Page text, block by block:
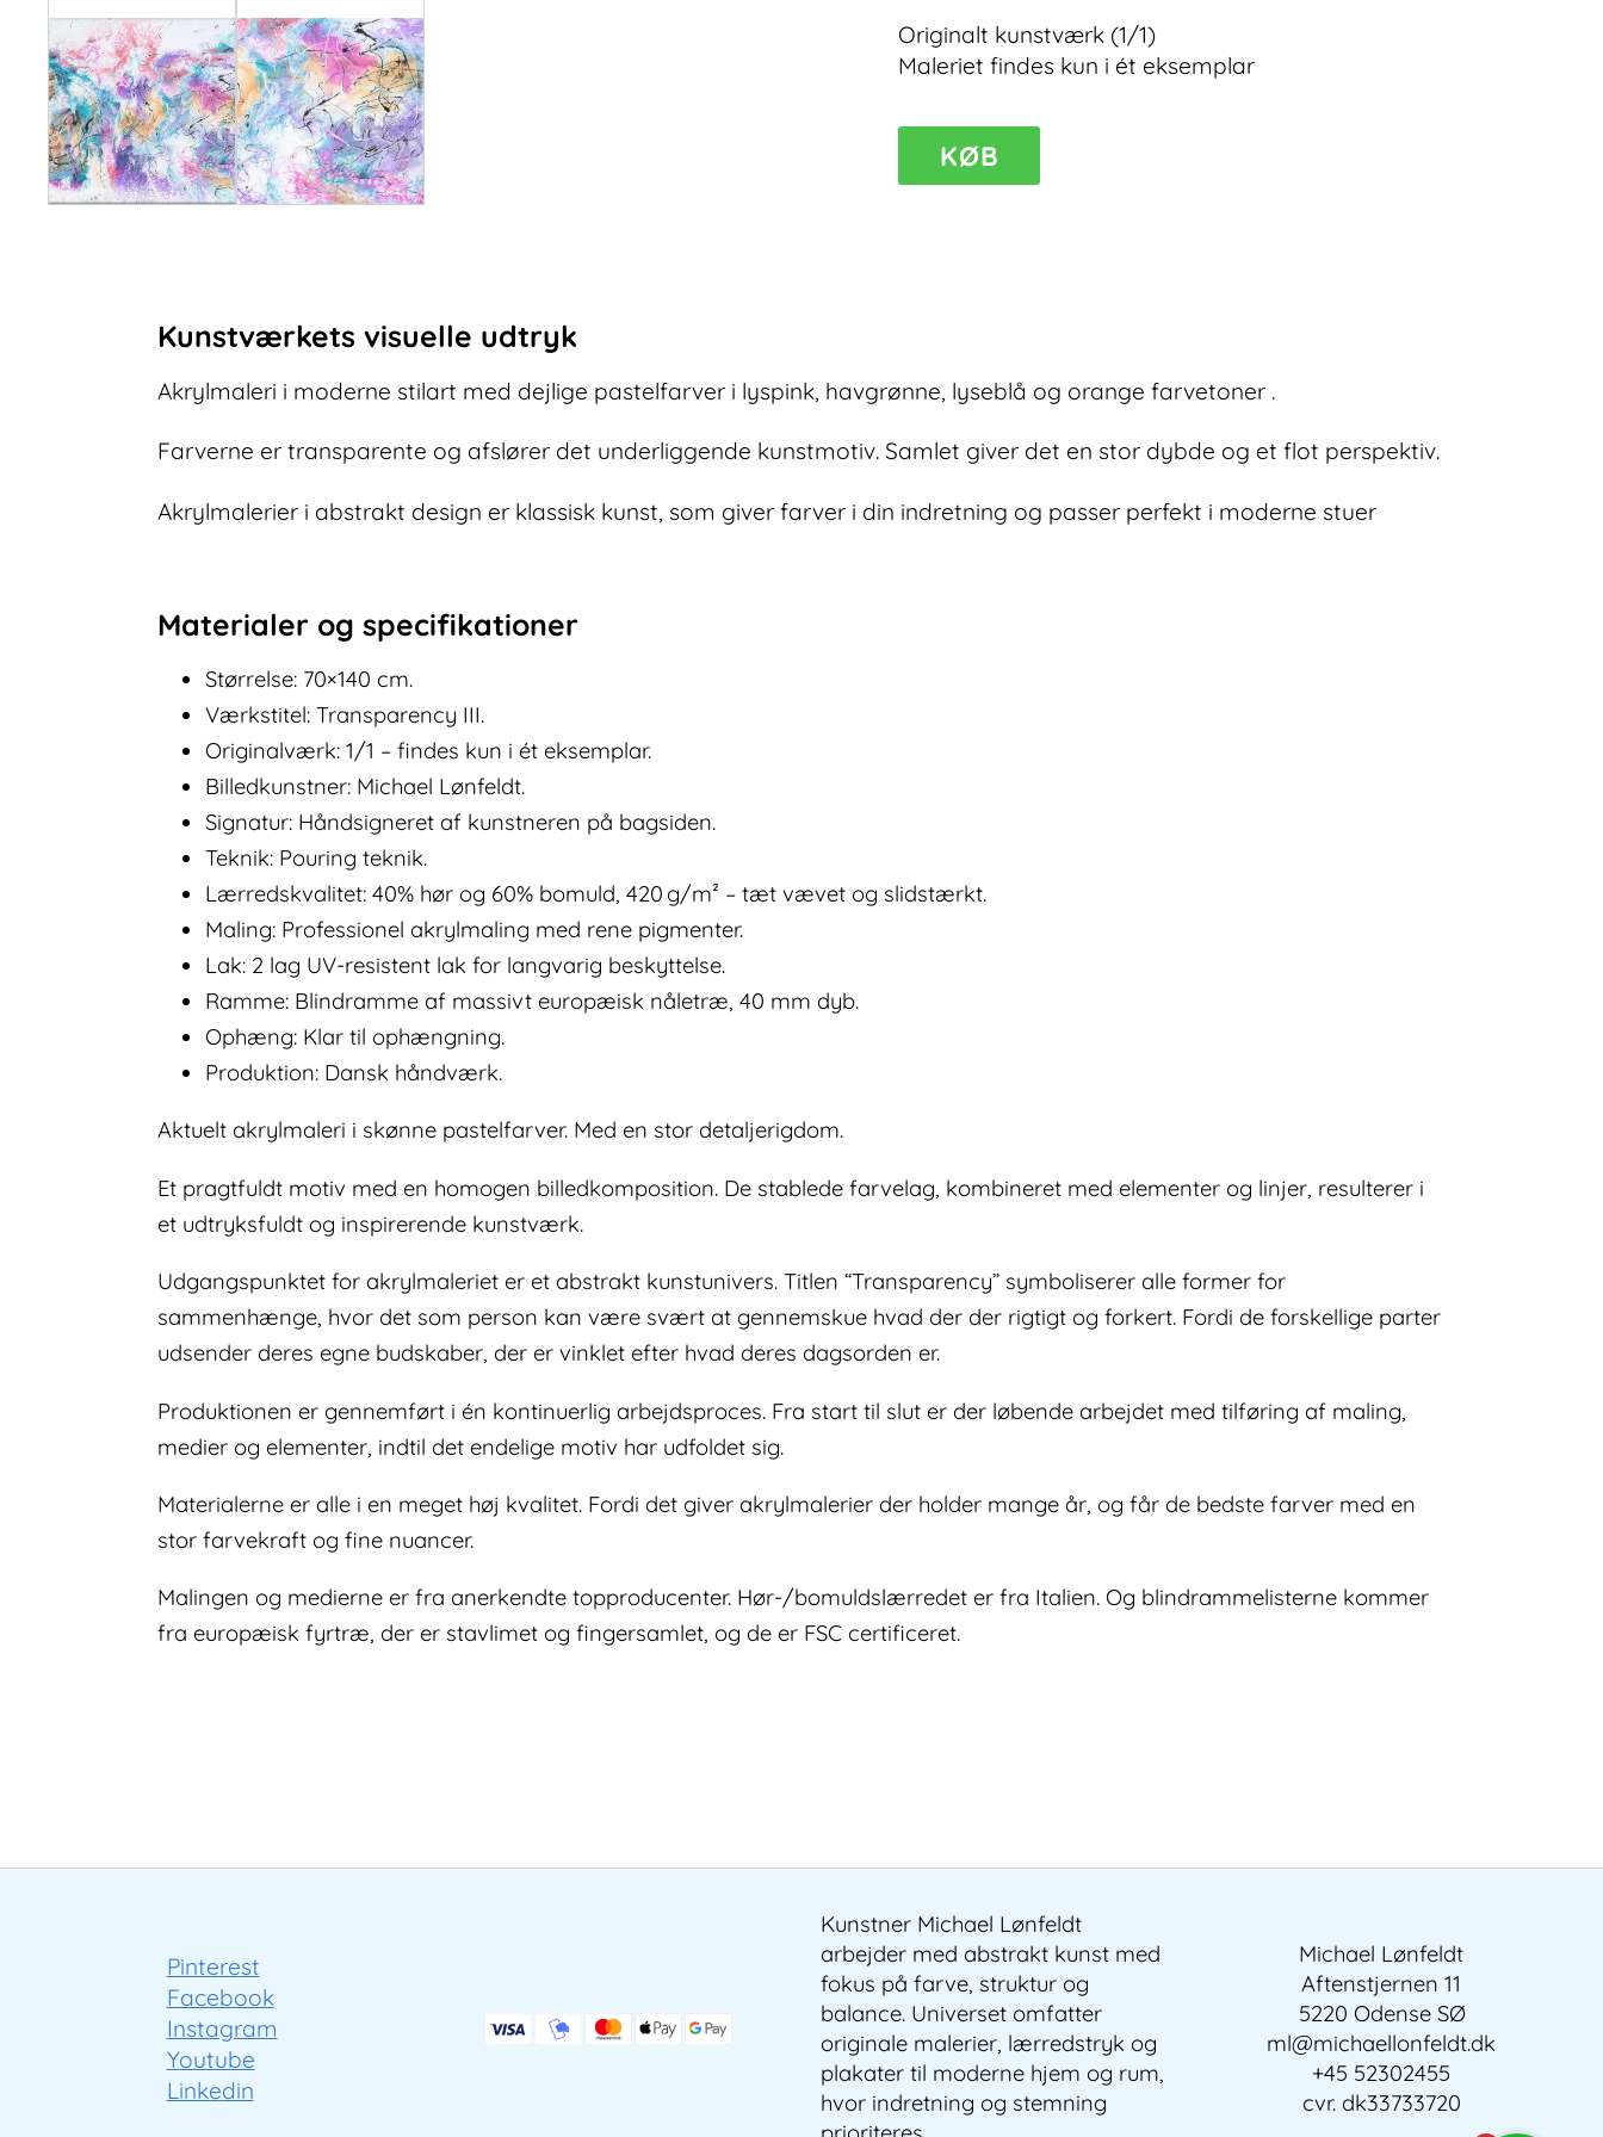
Originalt kunstværk (1/1)
Maleriet findes kun i ét eksemplar
Transparency
KØB
Kunstværkets visuelle udtryk
Akrylmaleri i moderne stilart med dejlige pastelfarver i lyspink, havgrønne, lyseblå og orange farvetoner .
Farverne er transparente og afslører det underliggende kunstmotiv. Samlet giver det en stor dybde og et flot perspektiv.
Akrylmalerier i abstrakt design er klassisk kunst, som giver farver i din indretning og passer perfekt i moderne stuer
Materialer og specifikationer
Størrelse: 70×140 cm.
Værkstitel: Transparency III.
Originalværk: 1/1 – findes kun i ét eksemplar.
Billedkunstner: Michael Lønfeldt.
Signatur: Håndsigneret af kunstneren på bagsiden.
Teknik: Pouring teknik.
Lærredskvalitet: 40% hør og 60% bomuld, 420 g/m² – tæt vævet og slidstærkt.
Maling: Professionel akrylmaling med rene pigmenter.
Lak: 2 lag UV-resistent lak for langvarig beskyttelse.
Ramme: Blindramme af massivt europæisk nåletræ, 40 mm dyb.
Ophæng: Klar til ophængning.
Produktion: Dansk håndværk.
Aktuelt akrylmaleri i skønne pastelfarver. Med en stor detaljerigdom.
Et pragtfuldt motiv med en homogen billedkomposition. De stablede farvelag, kombineret med elementer og linjer, resulterer i
et udtryksfuldt og inspirerende kunstværk.
Udgangspunktet for akrylmaleriet er et abstrakt kunstunivers. Titlen “Transparency” symboliserer alle former for
sammenhænge, hvor det som person kan være svært at gennemskue hvad der der rigtigt og forkert. Fordi de forskellige parter
udsender deres egne budskaber, der er vinklet efter hvad deres dagsorden er.
Produktionen er gennemført i én kontinuerlig arbejdsproces. Fra start til slut er der løbende arbejdet med tilføring af maling,
medier og elementer, indtil det endelige motiv har udfoldet sig.
Materialerne er alle i en meget høj kvalitet. Fordi det giver akrylmalerier der holder mange år, og får de bedste farver med en
stor farvekraft og fine nuancer.
Malingen og medierne er fra anerkendte topproducenter. Hør-/bomuldslærredet er fra Italien. Og blindrammelisterne kommer
fra europæisk fyrtræ, der er stavlimet og fingersamlet, og de er FSC certificeret.
Pinterest
Facebook
Instagram
Youtube
Linkedin
Kunstner Michael Lønfeldt
arbejder med abstrakt kunst med
fokus på farve, struktur og
balance. Universet omfatter
originale malerier, lærredstryk og
plakater til moderne hjem og rum,
hvor indretning og stemning
Michael Lønfeldt
Aftenstjernen 11
5220 Odense SØ
ml@michaellonfeldt.dk
+45 52302455
cvr. dk33733720